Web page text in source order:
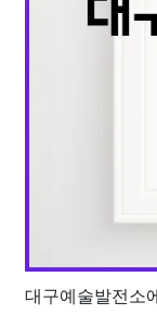
대구예술발전소